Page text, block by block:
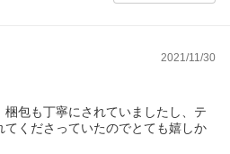
2021/11/30
包も丁寧にされていましたし、テ
てくださっていたのでとても嬉しか